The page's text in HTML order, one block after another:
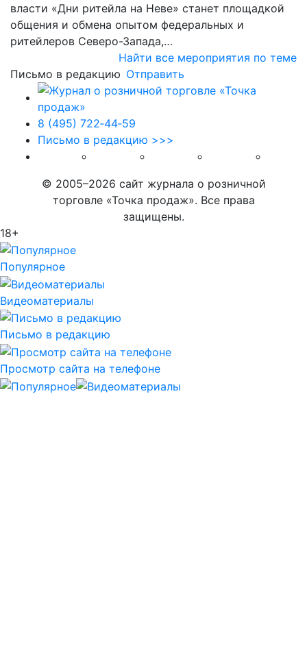
власти «Дни ритейла на Неве» станет площадкой
общения и обмена опытом федеральных и
ритейлеров Северо-Запада,…
Найти все мероприятия по теме
Письмо в редакцию Отправить
8 (495) 722‑44‑59
Письмо в редакцию >>>
© 2005–2026 сайт журнала о розничной
торговле «Точка продаж». Все права
защищены.
18+
Популярное
Видеоматериалы
Письмо в редакцию
Просмотр сайта на телефоне